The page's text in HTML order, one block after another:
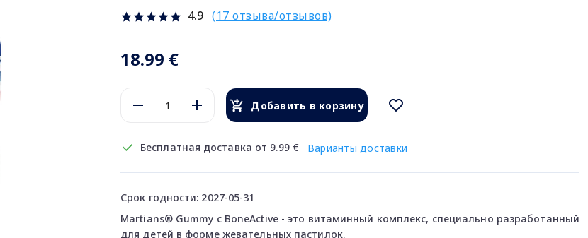
4.9 (17 отзыва/отзывов)
18.99 €
Добавить в корзину
Бесплатная доставка от 9.99 € Варианты доставки
Срок годности: 2027-05-31
Martians® Gummy с BoneActive - это витаминный комплекс, специально разработанный
для детей в форме жевательных пастилок.